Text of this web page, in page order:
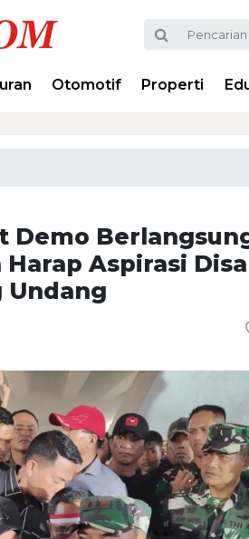
Otomotif Properti
Demo
Aspirasi
Undang